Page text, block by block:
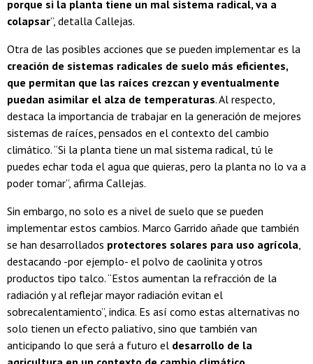
porque si la planta tiene un mal sistema radical, va a
colapsar”, detalla Callejas.
Otra de las posibles acciones que se pueden implementar es la
creación de sistemas radicales de suelo más eficientes,
que permitan que las raíces crezcan y eventualmente
puedan asimilar el alza de temperaturas. Al respecto,
destaca la importancia de trabajar en la generación de mejores
sistemas de raíces, pensados en el contexto del cambio
climático. “Si la planta tiene un mal sistema radical, tú le
puedes echar toda el agua que quieras, pero la planta no lo va a
poder tomar”, afirma Callejas.
Sin embargo, no solo es a nivel de suelo que se pueden
implementar estos cambios. Marco Garrido añade que también
se han desarrollados protectores solares para uso agrícola,
destacando -por ejemplo- el polvo de caolinita y otros
productos tipo talco. “Estos aumentan la refracción de la
radiación y al reflejar mayor radiación evitan el
sobrecalentamiento”, indica. Es así como estas alternativas no
solo tienen un efecto paliativo, sino que también van
anticipando lo que será a futuro el desarrollo de la